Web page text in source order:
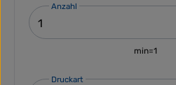
Anzahl
min=1
Druckart